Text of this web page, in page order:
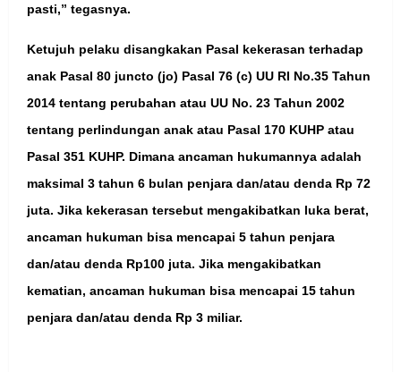
pasti,” tegasnya.
Ketujuh pelaku disangkakan Pasal kekerasan terhadap
anak Pasal 80 juncto (jo) Pasal 76 (c) UU RI No.35 Tahun
2014 tentang perubahan atau UU No. 23 Tahun 2002
tentang perlindungan anak atau Pasal 170 KUHP atau
Pasal 351 KUHP. Dimana ancaman hukumannya adalah
maksimal 3 tahun 6 bulan penjara dan/atau denda Rp 72
juta. Jika kekerasan tersebut mengakibatkan luka berat,
ancaman hukuman bisa mencapai 5 tahun penjara
dan/atau denda Rp100 juta. Jika mengakibatkan
kematian, ancaman hukuman bisa mencapai 15 tahun
penjara dan/atau denda Rp 3 miliar.